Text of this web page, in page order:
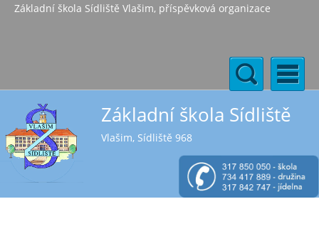
Základní škola Sídliště Vlašim, příspěvková organizace
Základní škola Sídliště
Vlašim, Sídliště 968